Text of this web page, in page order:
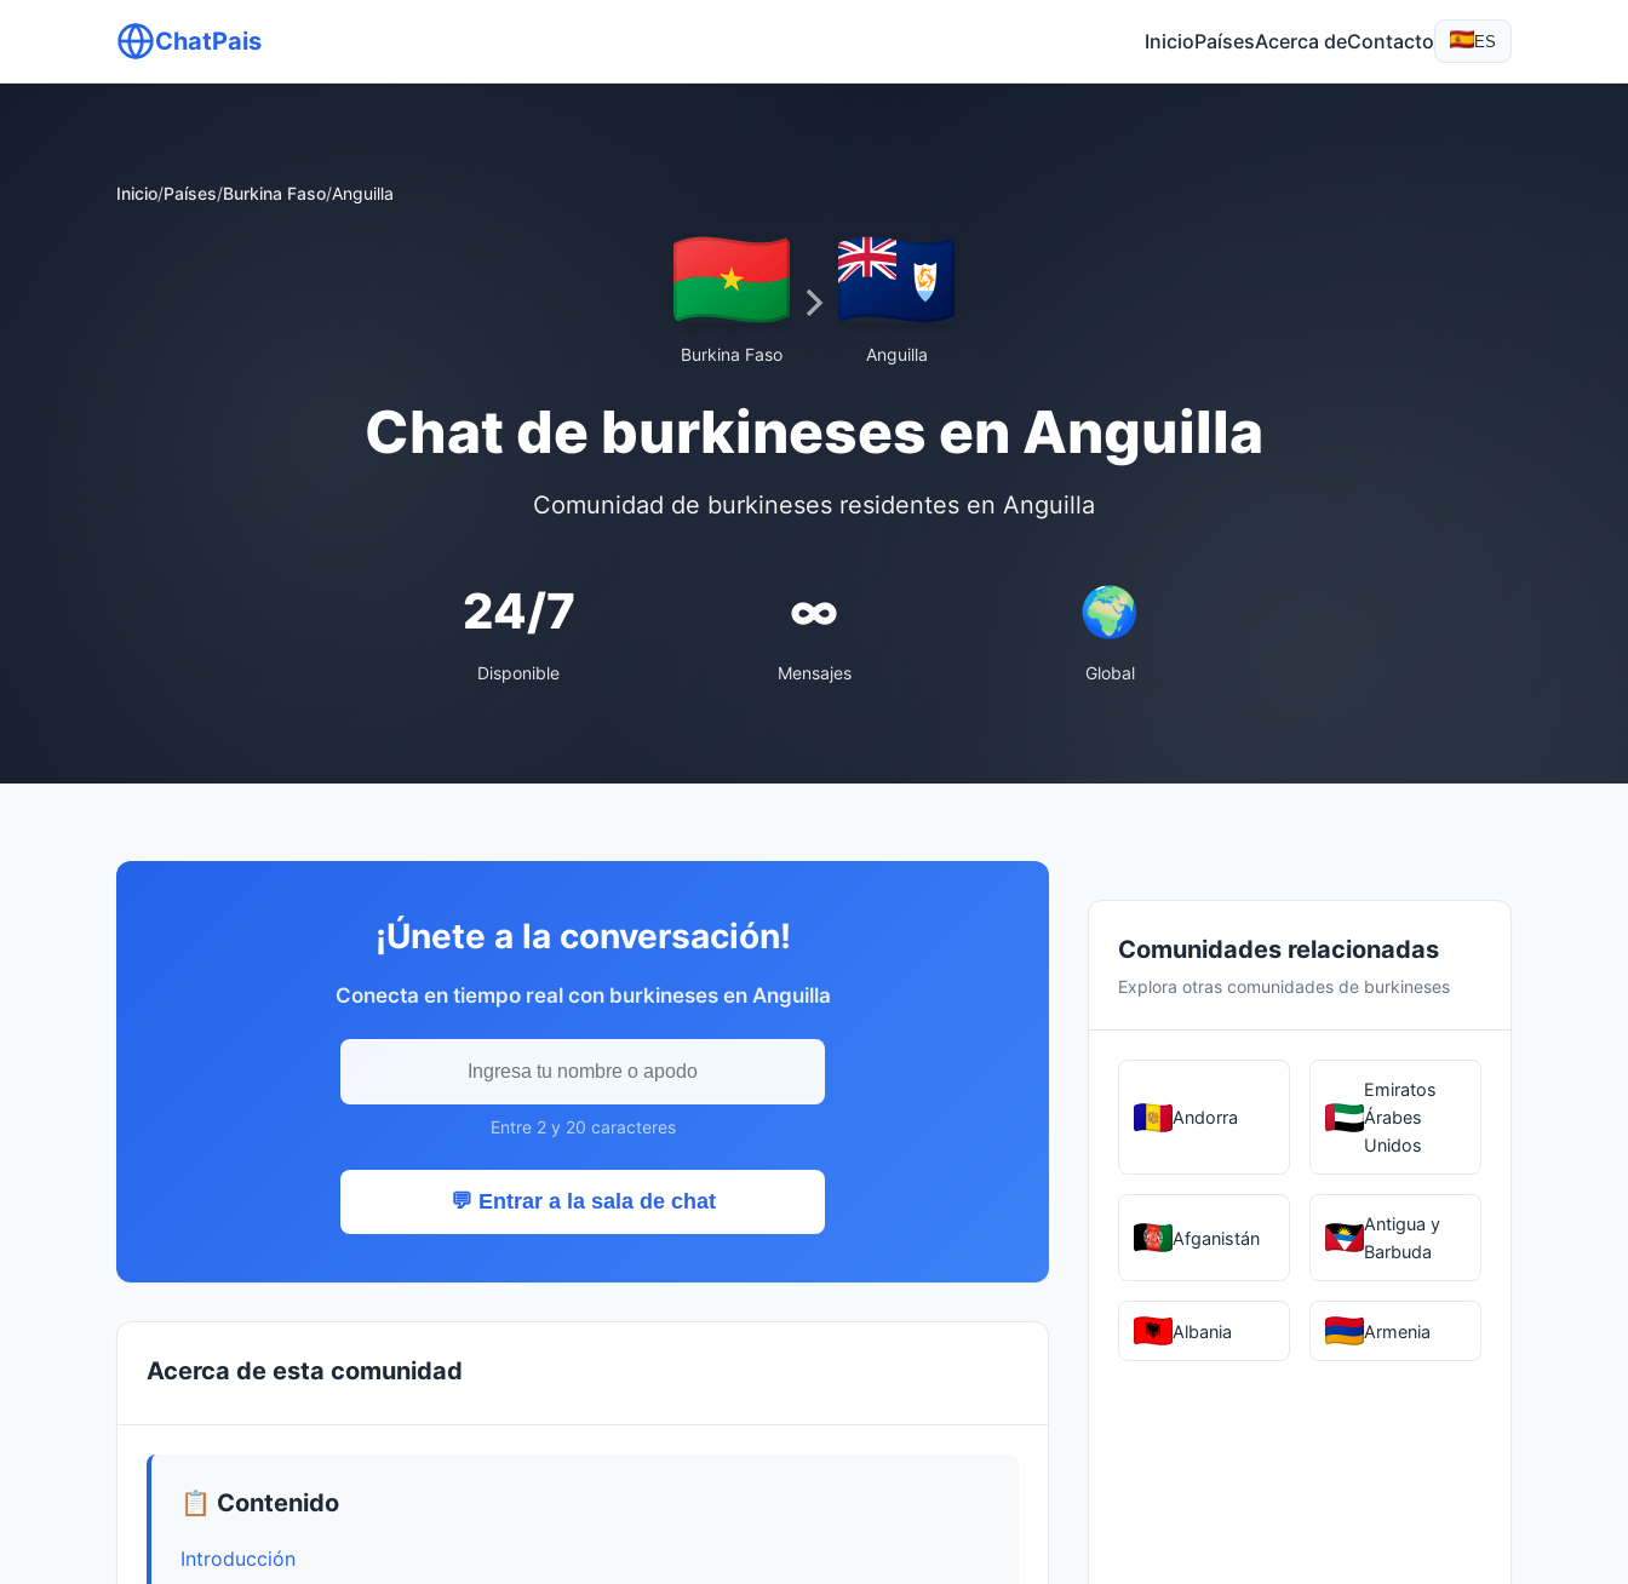
ChatPais InicioPaísesAcerca deContacto ES
Inicio/Países/Burkina Faso/Anguilla
Burkina Faso Anguilla
Chat de burkineses en Anguilla
Comunidad de burkineses residentes en Anguilla
24/7
Disponible
∞
Mensajes
🌍
Global
¡Únete a la conversación!
Conecta en tiempo real con burkineses en Anguilla
Entre 2 y 20 caracteres
💬 Entrar a la sala de chat
Acerca de esta comunidad
📋 Contenido
Introducción
Comunidades relacionadas
Explora otras comunidades de burkineses
Andorra
Emiratos
Árabes
Unidos
Afganistán
Antigua y
Barbuda
Albania Armenia